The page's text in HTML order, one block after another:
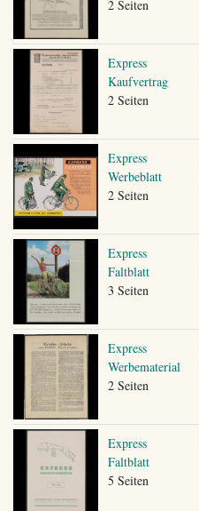
2 Seiten
Express
Kaufvertrag
2 Seiten
Express
Werbeblatt
2 Seiten
Express
Faltblatt
3 Seiten
Express
Werbematerial
2 Seiten
Express
Faltblatt
5 Seiten